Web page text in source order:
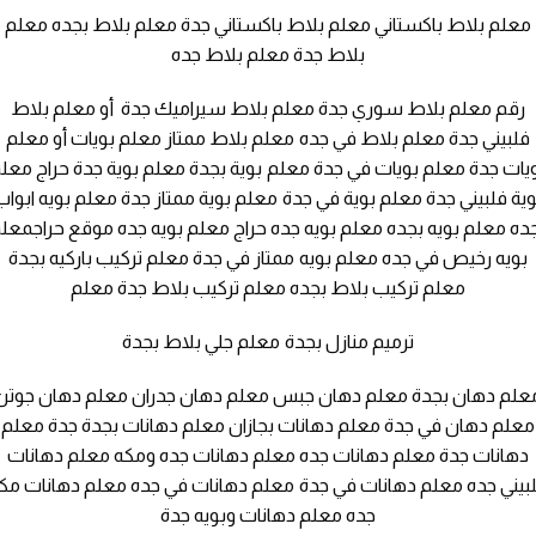
معلم بلاط باكستاني معلم بلاط باكستاني جدة معلم بلاط بجده معلم
بلاط جدة معلم بلاط جده
رقم معلم بلاط سوري جدة معلم بلاط سيراميك جدة أو معلم بلاط
فلبيني جدة معلم بلاط في جده معلم بلاط ممتاز معلم بويات أو معلم
جدة معلم بويات في جدة معلم بوية بجدة معلم بوية جدة حراج
فلبيني جدة معلم بوية في جدة معلم بوية ممتاز جدة معلم بويه
معلم بويه بجده معلم بويه جده حراج معلم بويه جده موقع
بويه رخيص في جده معلم بويه ممتاز في جدة معلم تركيب باركيه بجدة
معلم تركيب بلاط بجده معلم تركيب بلاط جدة معلم
ترميم منازل بجدة معلم جلي بلاط بجدة
دهان بجدة معلم دهان جبس معلم دهان جدران معلم دهان
معلم دهان في جدة معلم دهانات بجازان معلم دهانات بجدة جدة معلم
دهانات جدة معلم دهانات جده معلم دهانات جده ومكه معلم دهانات
جده معلم دهانات في جدة معلم دهانات في جده معلم دهانات
جده معلم دهانات وبويه جدة